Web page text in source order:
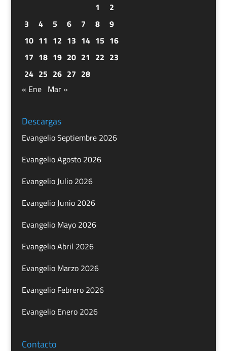
1
2
3
4 5 6 7 8
9
10 11 12 13 14 15 16
17 18 19 20 21 22 23
24 25 26 27 28
« Ene Mar »
Descargas
Evangelio Septiembre 2026
Evangelio Agosto 2026
Evangelio Julio 2026
Evangelio Junio 2026
Evangelio Mayo 2026
Evangelio Abril 2026
Evangelio Marzo 2026
Evangelio Febrero 2026
Evangelio Enero 2026
Contacto